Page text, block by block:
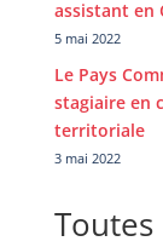
assistant en
5 mai 2022
Le Pays
stagiaire en
territoriale
3 mai 2022